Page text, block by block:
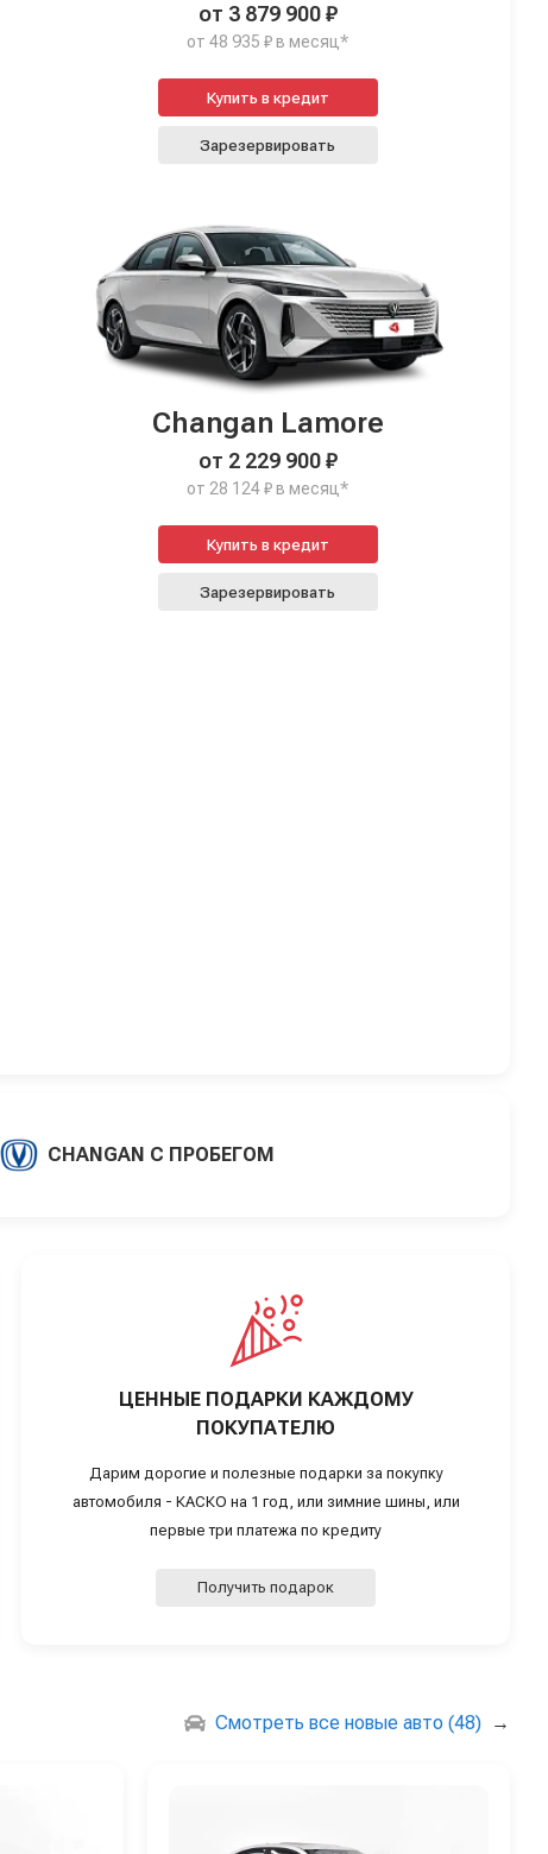
от 3 879 900 ₽
от 48 935 ₽ в месяц*
Купить в кредит
Зарезервировать
Changan Lamore
от 2 229 900 ₽
от 28 124 ₽ в месяц*
Купить в кредит
Зарезервировать
CHANGAN С ПРОБЕГОМ
ЦЕННЫЕ ПОДАРКИ КАЖДОМУ
ПОКУПАТЕЛЮ
Дарим дорогие и полезные подарки за покупку
автомобиля - КАСКО на 1 год, или зимние шины, или
первые три платежа по кредиту
Получить подарок
Смотреть все новые авто (48) →